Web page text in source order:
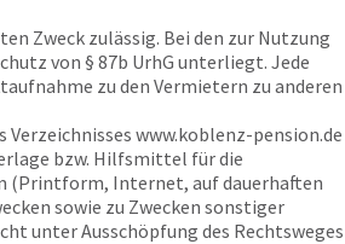
Zweck zulässig. Bei den zur Nutzung
von § 87b UrhG unterliegt. Jede
zu den Vermietern zu anderen
Verzeichnisses www.koblenz-pension.de
bzw. Hilfsmittel für die
(Printform, Internet, auf dauerhaften
sowie zu Zwecken sonstiger
unter Ausschöpfung des Rechtsweges